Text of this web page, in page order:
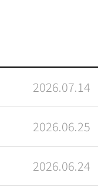
2026.07.14
2026.06.25
2026.06.24